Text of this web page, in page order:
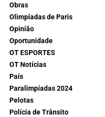
Obras
Olimpíadas de Paris
Opinião
Oportunidade
OT ESPORTES
OT Notícias
País
Paralimpíadas 2024
Pelotas
Polícia de Trânsito